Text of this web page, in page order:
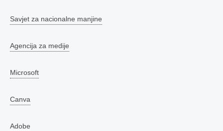
Savjet za nacionalne manjine
Agencija za medije
Microsoft
Canva
Adobe